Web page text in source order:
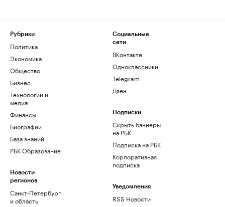
Рубрики
Политика
Экономика
Общество
Бизнес
Технологии и
медиа
Финансы
Биографии
База знаний
РБК Образование
Новости
регионов
Санкт-Петербург
и область
Социальные
сети
ВКонтакте
Одноклассники
Telegram
Дзен
Подписки
Скрыть баннеры
на РБК
Подписка на РБК
Корпоративная
подписка
Уведомления
RSS Новости